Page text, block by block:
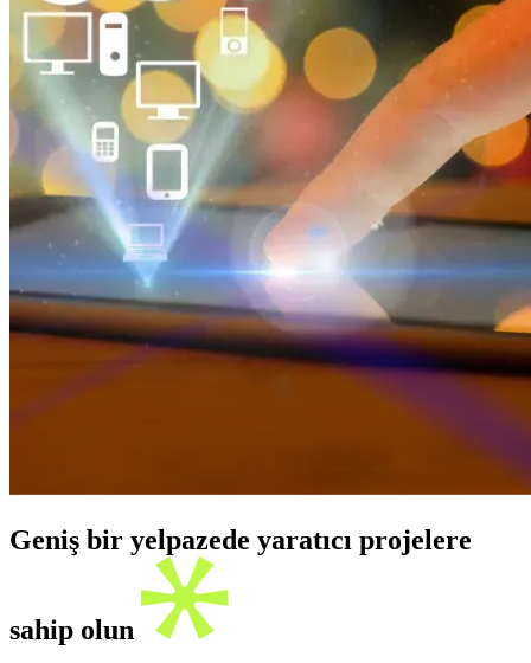
Geniş bir yelpazede yaratıcı projelere
sahip olun